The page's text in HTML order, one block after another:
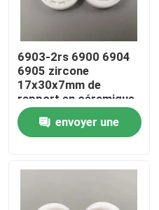
6903-2rs 6900 6904
6905 zircone
17x30x7mm de
rapport en céramique
envoyer une